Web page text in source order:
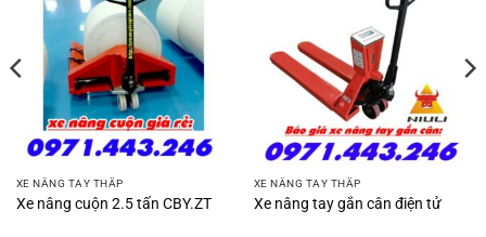
XE NÂNG TAY THẤP
Xe nâng cuộn 2.5 tấn CBY.ZT
XE NÂNG TAY THẤP
Xe nâng tay gắn cân điện tử